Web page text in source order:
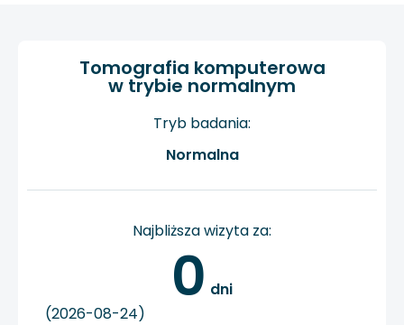
Tomografia komputerowa
w trybie normalnym
Tryb badania:
Normalna
Najbliższa wizyta za:
0 dni
(2026-08-24)